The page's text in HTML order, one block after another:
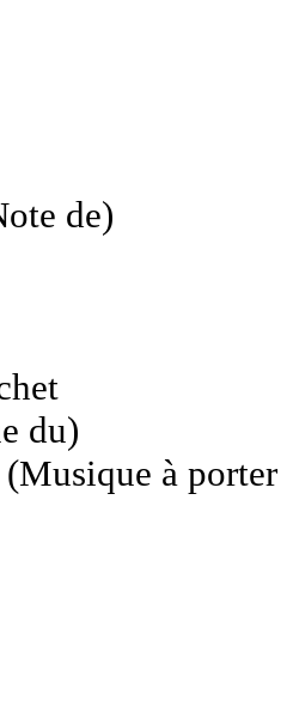
de)
du)
à